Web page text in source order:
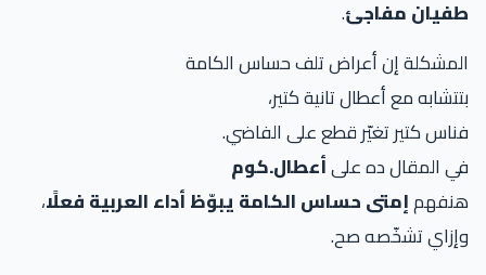
طفيان مفاجئ.
المشكلة إن أعراض تلف حساس الكامة
بتتشابه مع أعطال تانية كتير،
فناس كتير تغيّر قطع على الفاضي.
في المقال ده علىأعطال.كوم
هنفهمإمتى حساس الكامة يبوّظ أداء العربية فعلًا،
وإزاي تشخّصه صح.